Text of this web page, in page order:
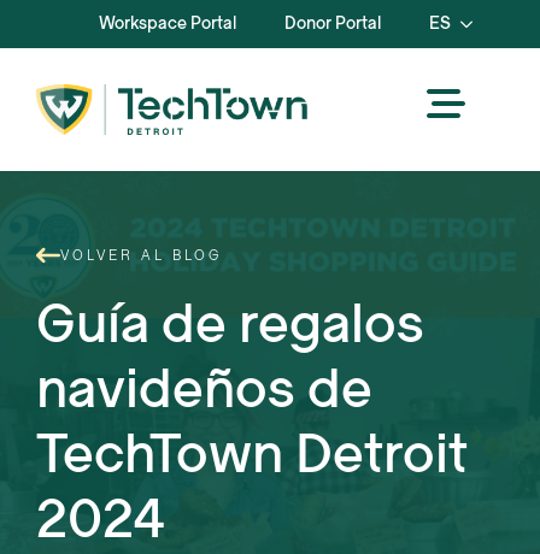
Workspace Portal Donor Portal ES
VOLVER AL BLOG
Guía de regalos
navideños de
TechTown Detroit
2024